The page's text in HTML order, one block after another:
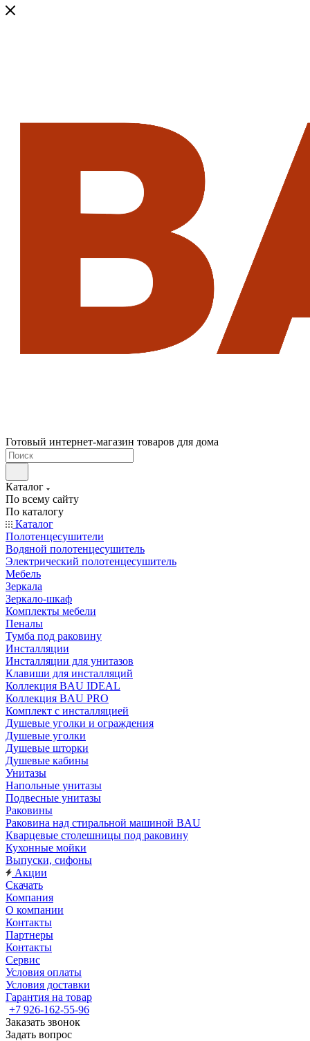
Готовый интернет-магазин товаров для дома
Каталог
По всему сайту
По каталогу
Каталог
Полотенцесушители
Водяной полотенцесушитель
Электрический полотенцесушитель
Мебель
Зеркала
Зеркало-шкаф
Комплекты мебели
Пеналы
Тумба под раковину
Инсталляции
Инсталляции для унитазов
Клавиши для инсталляций
Коллекция BAU IDEAL
Коллекция BAU PRO
Комплект с инсталляцией
Душевые уголки и ограждения
Душевые уголки
Душевые шторки
Душевые кабины
Унитазы
Напольные унитазы
Подвесные унитазы
Раковины
Раковина над стиральной машиной BAU
Кварцевые столешницы под раковину
Кухонные мойки
Выпуски, сифоны
Акции
Скачать
Компания
О компании
Контакты
Партнеры
Контакты
Сервис
Условия оплаты
Условия доставки
Гарантия на товар
+7 926-162-55-96
Заказать звонок
Задать вопрос